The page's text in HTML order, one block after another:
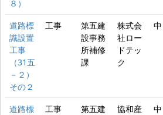
８）
道路標
識設置
工事
（31五
－２）
その２
工事
第五建
設事務
所補修
課
株式会
社ロー
ドテッ
ク
中
道路標
工事
第五建
協和産
中